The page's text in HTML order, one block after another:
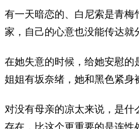
有一天暗恋的、白尼索是青梅
家，自己的心意也没能传达就
在她失意的时候，给她安慰的
姐姐有坂奈绪，她和黑色紧身
对没有母亲的凉太来说，是什